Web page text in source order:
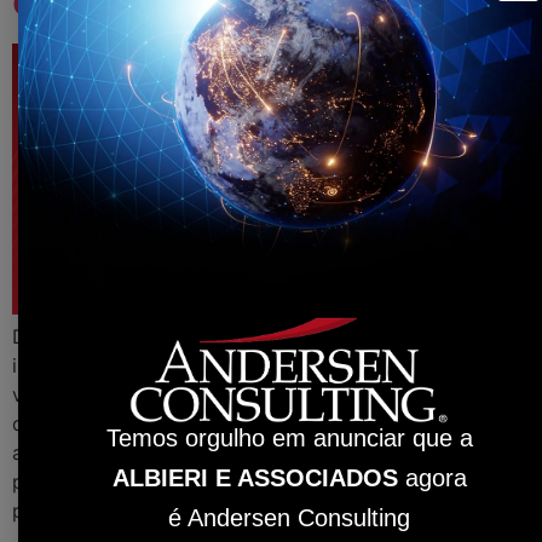
Diversos indicadores positivos están flirteando con este
inicio de año y las buenas perspectivas para el 2019
van tomando forma. El último de ellos actualizado el 8
de enero, por la ANFAVEA, fueron las ventas
automovilísticas registradas en el cierre del año. Saldo
positivo de doble dígito, con destaque de crecimiento
por encima del 40 […]
Temos orgulho em anunciar que a
ALBIERI E ASSOCIADOSagora
é Andersen Consulting